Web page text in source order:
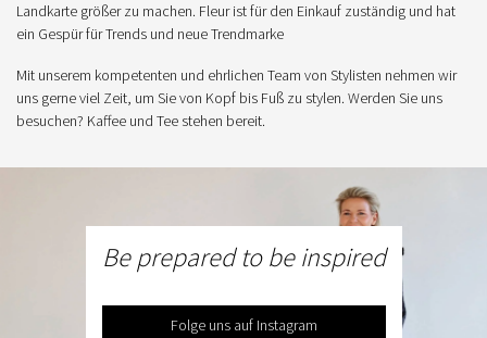
Landkarte größer zu machen. Fleur ist für den Einkauf zuständig und hat
ein Gespür für Trends und neue Trendmarke
Mit unserem kompetenten und ehrlichen Team von Stylisten nehmen wir
uns gerne viel Zeit, um Sie von Kopf bis Fuß zu stylen. Werden Sie uns
besuchen? Kaffee und Tee stehen bereit.
Be prepared to be inspired
Folge uns auf Instagram